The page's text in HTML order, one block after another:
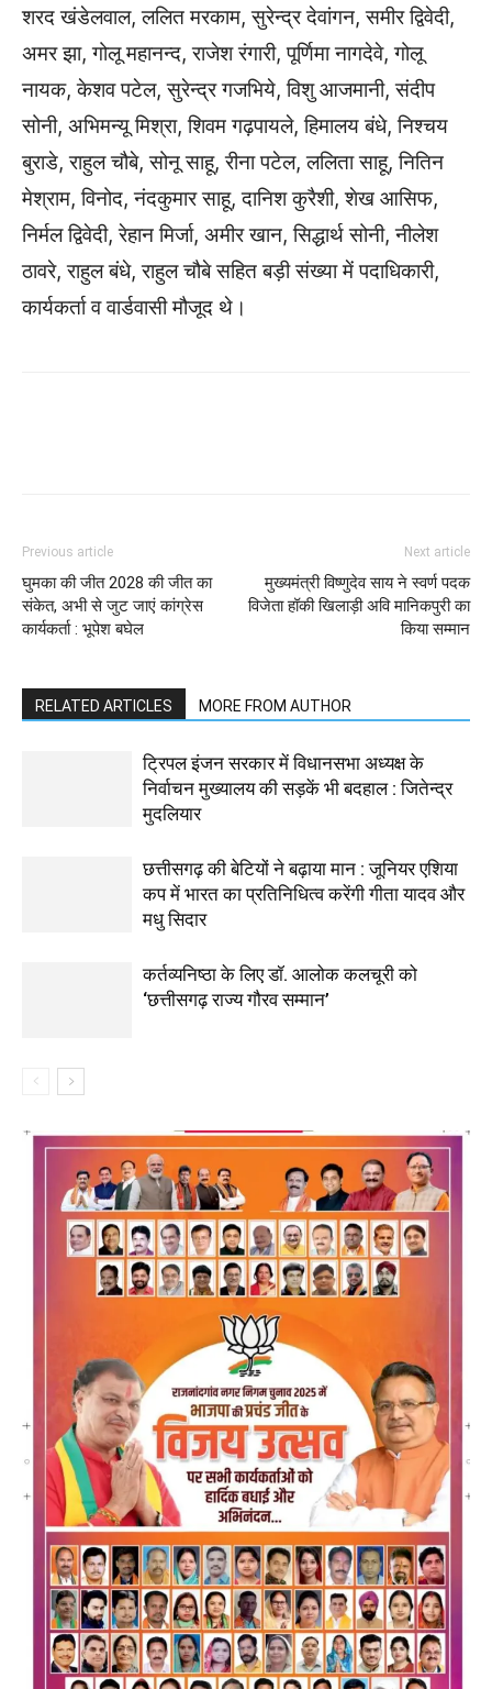
शरद खंडेलवाल, ललित मरकाम, सुरेन्द्र देवांगन, समीर द्विवेदी,
अमर झा, गोलू महानन्द, राजेश रंगारी, पूर्णिमा नागदेवे, गोलू
नायक, केशव पटेल, सुरेन्द्र गजभिये, विशु आजमानी, संदीप
सोनी, अभिमन्यू मिश्रा, शिवम गढ़पायले, हिमालय बंधे, निश्‍चय
बुराडे, राहुल चौबे, सोनू साहू, रीना पटेल, ललिता साहू, नितिन
मेश्राम, विनोद, नंदकुमार साहू, दानिश कुरैशी, शेख आसिफ,
निर्मल द्विवेदी, रेहान मिर्जा, अमीर खान, सिद्धार्थ सोनी, नीलेश
ठावरे, राहुल बंधे, राहुल चौबे सहित बड़ी संख्‍या में पदाधिकारी,
कार्यकर्ता व वार्डवासी मौजूद थे।
Previous article
घुमका की जीत 2028 की जीत का
संकेत, अभी से जुट जाएं कांग्रेस
कार्यकर्ता : भूपेश बघेल
Next article
मुख्यमंत्री विष्णुदेव साय ने स्वर्ण पदक
विजेता हॉकी खिलाड़ी अवि मानिकपुरी का
किया सम्मान
RELATED ARTICLES MORE FROM AUTHOR
ट्रिपल इंजन सरकार में विधानसभा अध्यक्ष के
निर्वाचन मुख्यालय की सड़कें भी बदहाल : जितेन्द्र
मुदलियार
छत्तीसगढ़ की बेटियों ने बढ़ाया मान : जूनियर एशिया
कप में भारत का प्रतिनिधित्व करेंगी गीता यादव और
मधु सिदार
कर्तव्यनिष्ठा के लिए डॉ. आलोक कलचूरी को
‘छत्तीसगढ़ राज्य गौरव सम्मान’